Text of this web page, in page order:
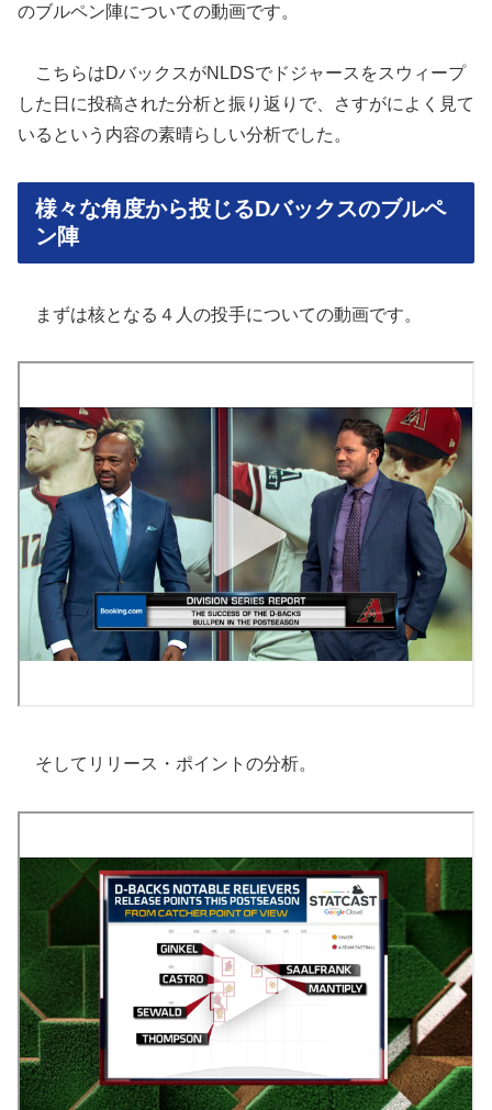
のブルペン陣についての動画です。
こちらはDバックスがNLDSでドジャースをスウィープ
した日に投稿された分析と振り返りで、さすがによく見て
いるという内容の素晴らしい分析でした。
様々な角度から投じるDバックスのブルペ
ン陣
まずは核となる４人の投手についての動画です。
そしてリリース・ポイントの分析。